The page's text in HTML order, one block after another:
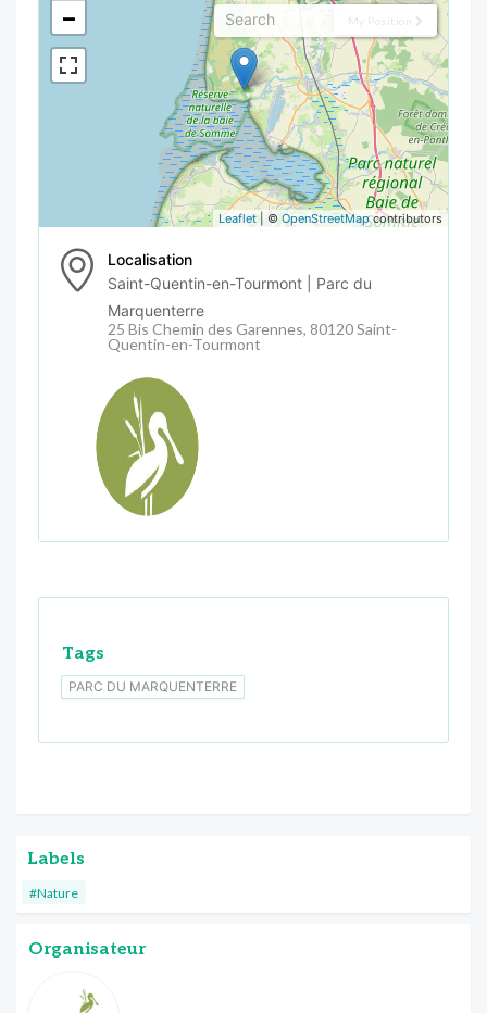
My Position
−
Leaflet | © OpenStreetMapcontributors
Localisation
Saint-Quentin-en-Tourmont | Parc du
Marquenterre
25 Bis Chemin des Garennes, 80120 Saint-
Quentin-en-Tourmont
Tags
PARC DU MARQUENTERRE
Labels
#Nature
Organisateur